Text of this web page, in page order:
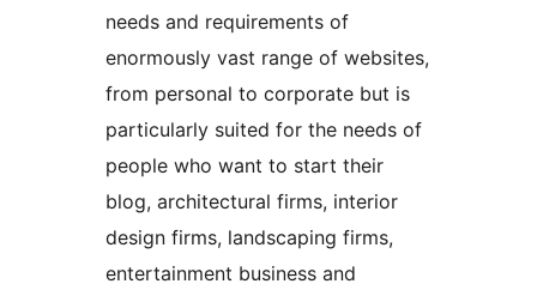
needs and requirements of
enormously vast range of websites,
from personal to corporate but is
particularly suited for the needs of
people who want to start their
blog, architectural firms, interior
design firms, landscaping firms,
entertainment business and